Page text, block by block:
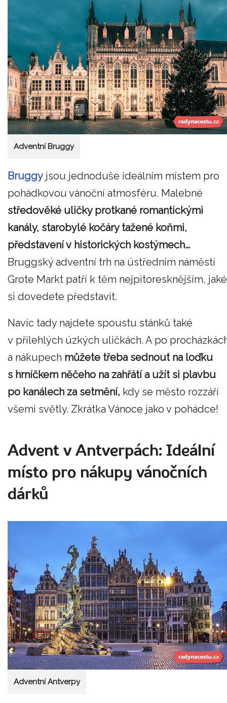
Adventní Bruggy
Bruggyjsou jednoduše ideálním místem pro
pohádkovou vánoční atmosféru. Malebné
středověké uličky protkané romantickými
kanály, starobylé kočáry tažené koňmi,
představení v historických kostýmech…
Bruggský adventní trh na ústředním náměstí
Grote Markt patří k těm nejpitoresknějším, jaké
si dovedete představit.
Navíc tady najdete spoustu stánků také
v přilehlých úzkých uličkách. A po
a nákupech můžete třeba sednout na loďku
s hrníčkem něčeho na zahřátí a užít si plavbu
po kanálech za setmění, kdy se město rozzáří
všemi světly. Zkrátka Vánoce jako v pohádce!
Advent v Antverpách: Ideální
místo pro nákupy vánočních
dárků
Adventní Antverpy